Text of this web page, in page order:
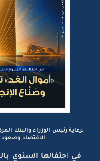
برعاية رئيس الوزراء والبنك
الاقتصاد وصعود
في احتفالها السنوي